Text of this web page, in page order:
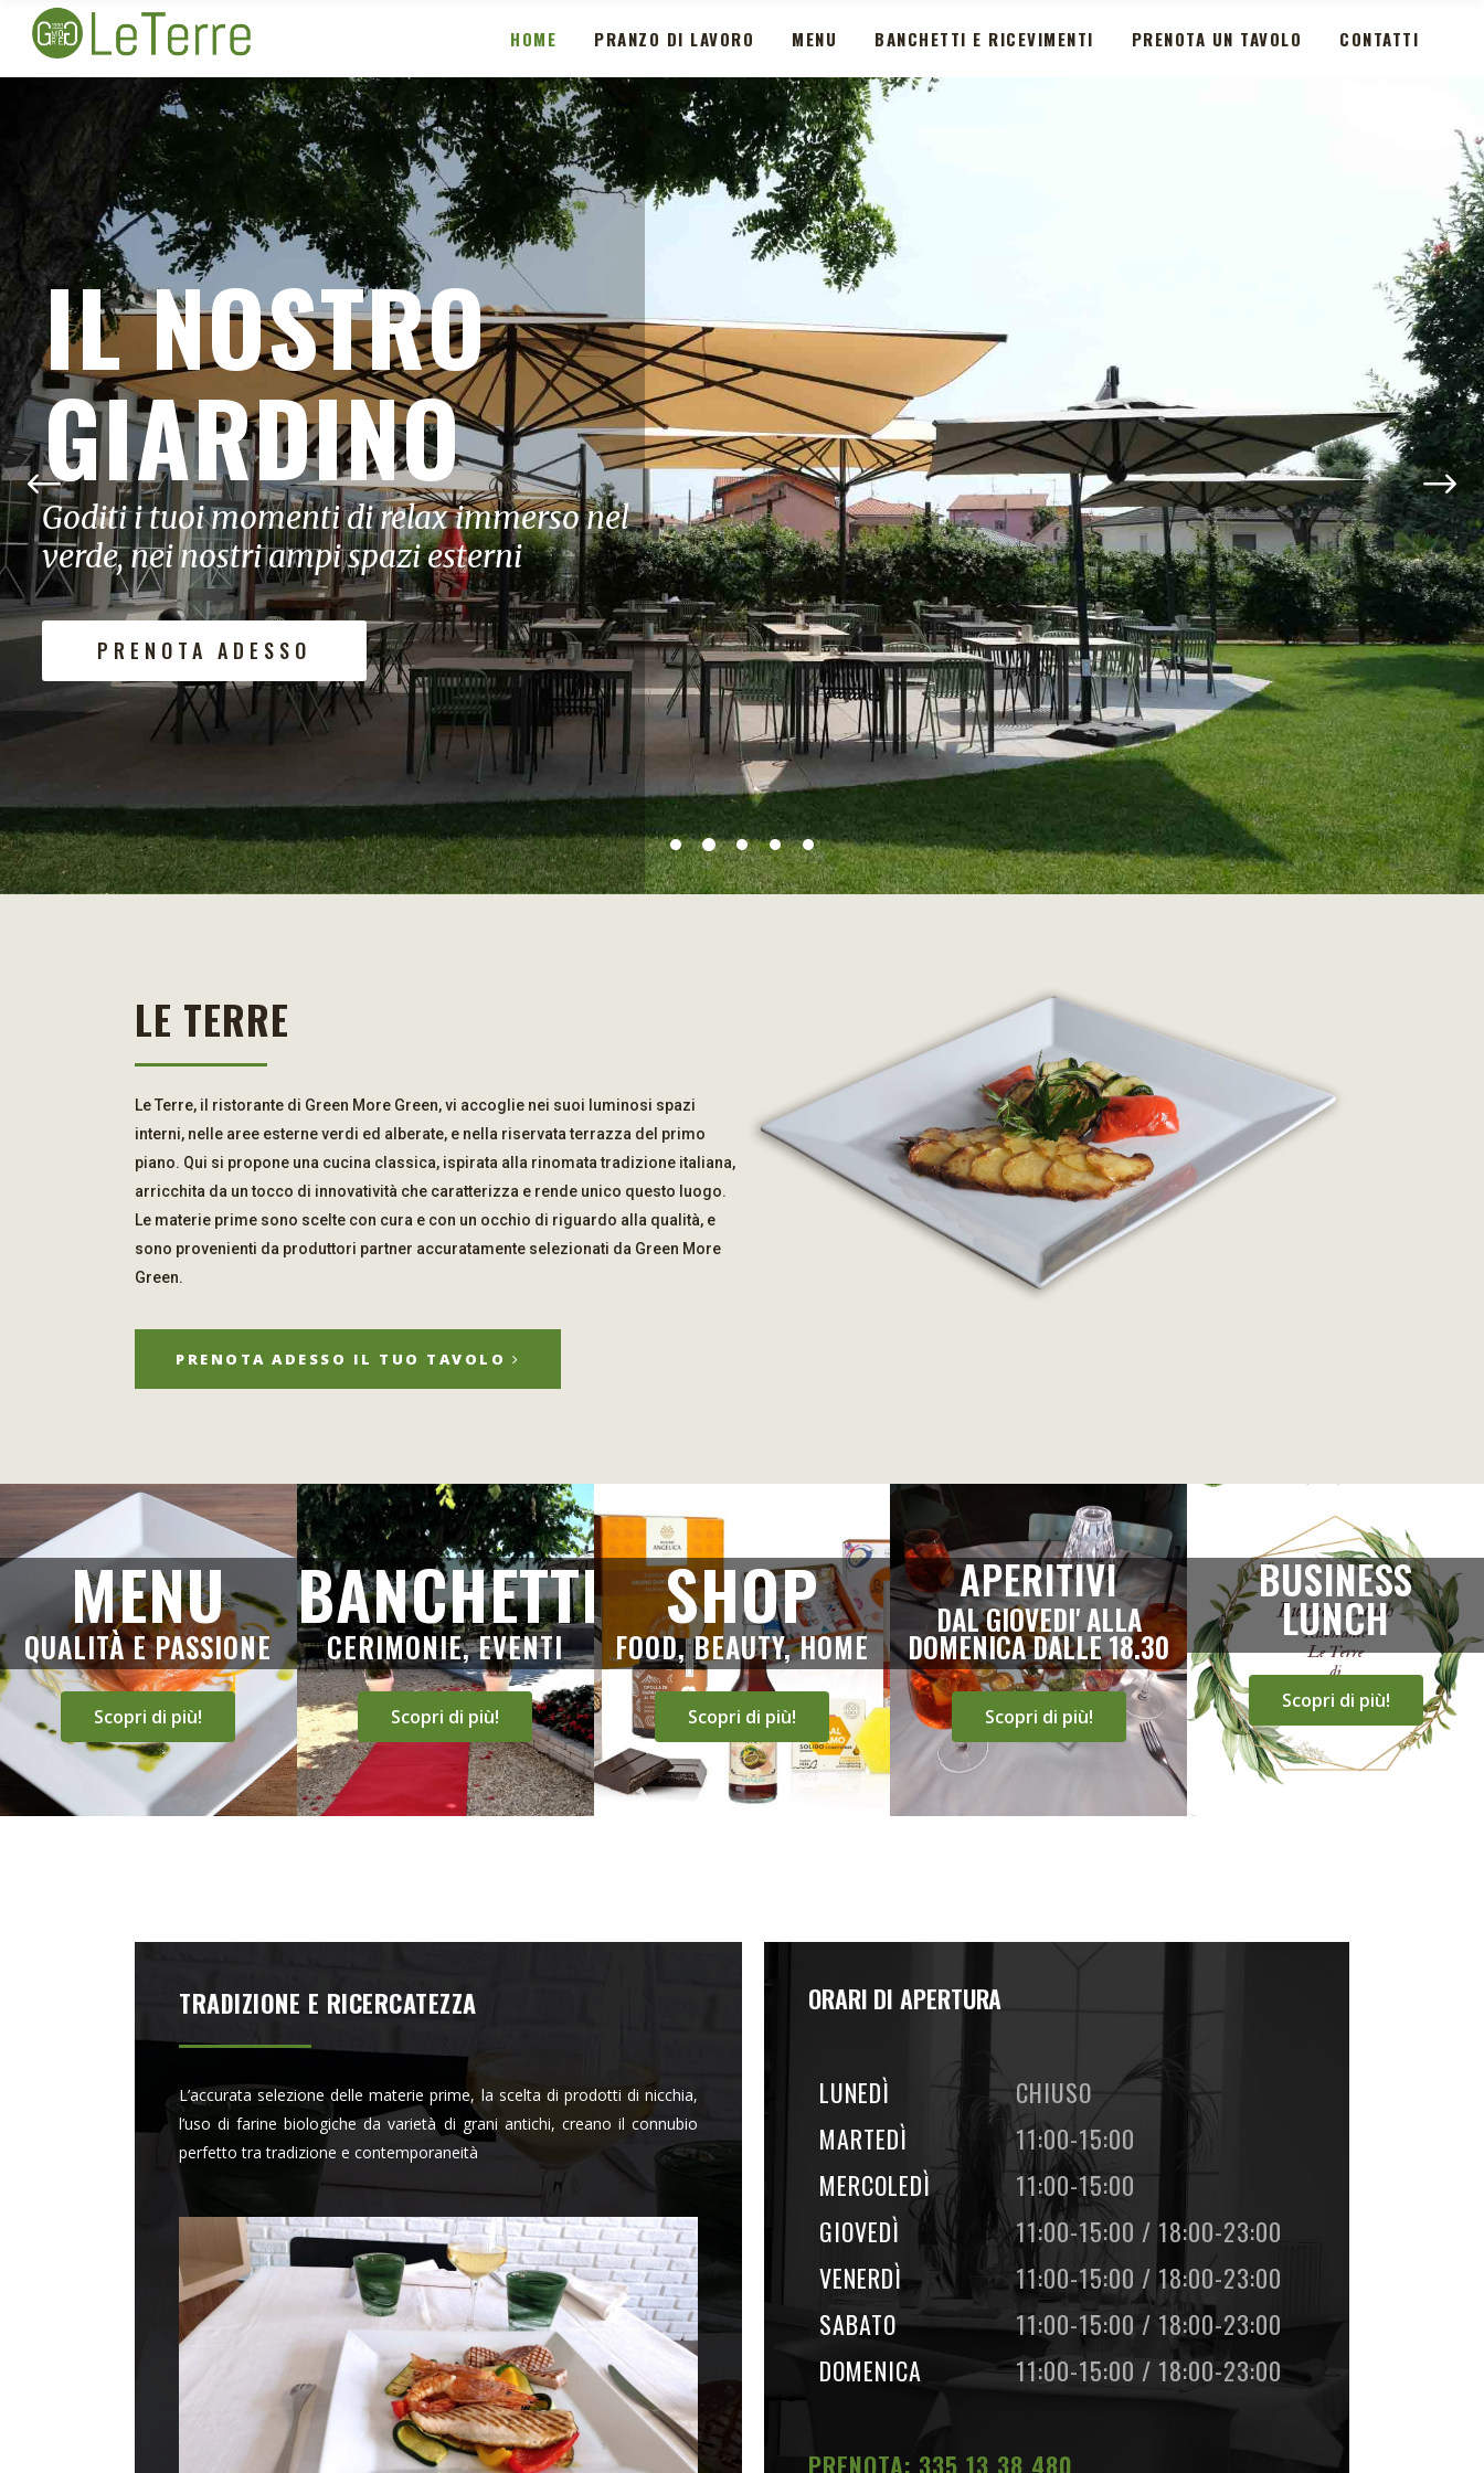
HOME PRANZO DI LAVORO MENU BANCHETTI E RICEVIMENTI PRENOTA UN TAVOLO CONTATTI
LOCALE
CLIMATIZZATO
Tutti i nostri locali interni sono
climatizzati e pronti ad accoglierti dalla
colazione alla cena
LE TERRE
Le Terre, il ristorante di Green More Green, vi accoglie nei suoi luminosi spazi
interni, nelle aree esterne verdi ed alberate, e nella riservata terrazza del primo
piano. Qui si propone una cucina classica, ispirata alla rinomata tradizione italiana,
arricchita da un tocco di innovatività che caratterizza e rende unico questo luogo.
Le materie prime sono scelte con cura e con un occhio di riguardo alla qualità, e
sono provenienti da produttori partner accuratamente selezionati da Green More
Green.
PRENOTA ADESSO IL TUO TAVOLO
MENU
QUALITÀ E PASSIONE
Scopri di più!
BANCHETTI
CERIMONIE, EVENTI
Scopri di più!
SHOP
FOOD, BEAUTY, HOME
Scopri di più!
APERITIVI
DAL GIOVEDI' ALLA
DOMENICA DALLE 18.30
Scopri di più!
BUSINESS
LUNCH
Scopri di più!
TRADIZIONE E RICERCATEZZA
L’accurata selezione delle materie prime, la scelta di prodotti di nicchia,
l’uso di farine biologiche da varietà di grani antichi, creano il connubio
perfetto tra tradizione e contemporaneità
ORARI DI APERTURA
LUNEDÌ
CHIUSO
MARTEDÌ
11:00-15:00
MERCOLEDÌ
11:00-15:00
GIOVEDÌ
11:00-15:00 / 18:00-23:00
VENERDÌ
11:00-15:00 / 18:00-23:00
SABATO
11:00-15:00 / 18:00-23:00
DOMENICA
11:00-15:00 / 18:00-23:00
PRENOTA: 335 13 38 480